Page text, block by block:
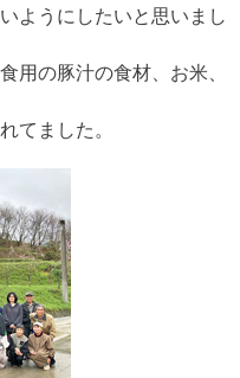
ようにしたいと思いまし
用の豚汁の食材、お米、
てました。